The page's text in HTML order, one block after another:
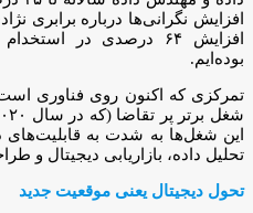
افزایش ۶۴ درصدی در
بوده‌ایم.
تمرکزی که اکنون روی فناوری است
این شغل‌ها به شدت به قابلیت‌های
تحلیل داده، بازاریابی دیجیتال و
تحول دیجیتال یعنی موقعیت جدید